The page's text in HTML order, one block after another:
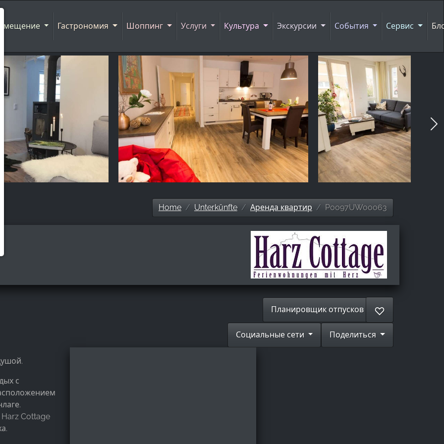
Гастрономия Шоппинг Услуги Культура Экскурсии События Сервис
Home Unterkünfte Аренда квартир P0097UW00063
Планировщик отпусков ♡
Поделиться
Социальные сети
с
Cottage